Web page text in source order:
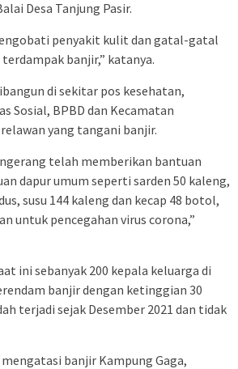
Desa Tanjung Pasir.
penyakit kulit dan gatal-gatal
banjir,” katanya.
di sekitar pos kesehatan,
Sosial, BPBD dan Kecamatan
yang tangani banjir.
telah memberikan bantuan
dapur umum seperti sarden 50 kaleng,
susu 144 kaleng dan kecap 48 botol,
untuk pencegahan virus corona,”
ini sebanyak 200 kepala keluarga di
banjir dengan ketinggian 30
terjadi sejak Desember 2021 dan tidak
banjir Kampung Gaga,